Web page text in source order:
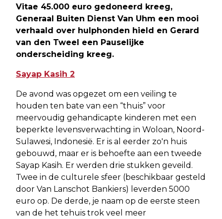
Vitae 45.000 euro gedoneerd kreeg,
Generaal Buiten Dienst Van Uhm een mooi
verhaald over hulphonden hield en Gerard
van den Tweel een Pauselijke
onderscheiding kreeg.
Sayap Kasih 2
De avond was opgezet om een veiling te
houden ten bate van een “thuis” voor
meervoudig gehandicapte kinderen met een
beperkte levensverwachting in Woloan, Noord-
Sulawesi, Indonesië. Er is al eerder zo'n huis
gebouwd, maar er is behoefte aan een tweede
Sayap Kasih. Er werden drie stukken geveild.
Twee in de culturele sfeer (beschikbaar gesteld
door Van Lanschot Bankiers) leverden 5000
euro op. De derde, je naam op de eerste steen
van de het tehuis trok veel meer